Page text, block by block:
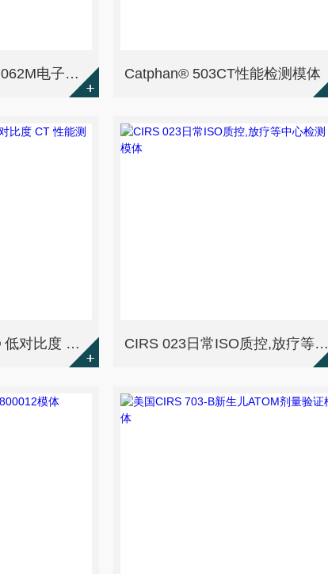
Sun Nuclear CIRS 062M电子密度模体插件 Catphan® 503CT性能检测模体
CTP343 Catphan® 低对比度 CT 性能测试模体 CIRS 023日常ISO质控,放疗等中心检测模体